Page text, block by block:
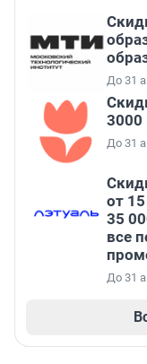
До 31
3000
До 31
от
35
все
До 31